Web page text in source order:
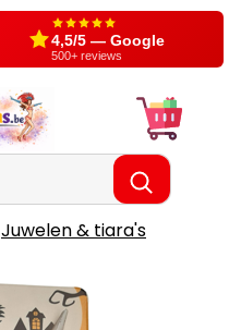
4,5/5 — Google
500+ reviews
Juwelen & tiara's